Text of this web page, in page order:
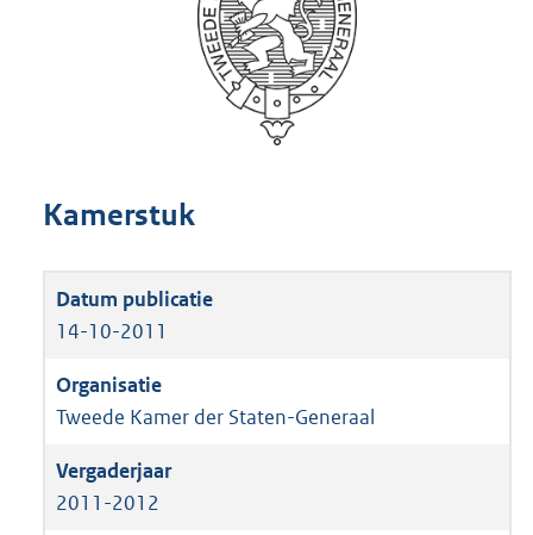
Kamerstuk
14-10-2011
Tweede Kamer der Staten-Generaal
2011-2012